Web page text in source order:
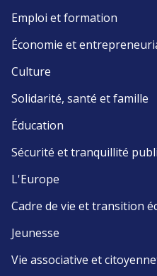
Emploi et formation
Économie et
Culture
Solidarité, santé et famille
Éducation
Sécurité et tranquillité
L'Europe
Cadre de vie et transition
Jeunesse
Vie associative et